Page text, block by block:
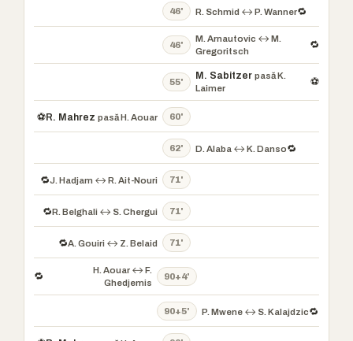
46' 🔁
R. Schmid ↔ P. Wanner
46' 🔁
M. Arnautovic ↔ M.
Gregoritsch
55' ⚽
M. Sabitzer pasă K.
Laimer
⚽R. Mahrez pasă H. Aouar 60'
62' 🔁
D. Alaba ↔ K. Danso
🔁J. Hadjam ↔ R. Ait-Nouri 71'
🔁R. Belghali ↔ S. Chergui 71'
🔁A. Gouiri ↔ Z. Belaid 71'
🔁
H. Aouar ↔ F.
Ghedjemis
90+4'
90+5' 🔁
P. Mwene ↔ S. Kalajdzic